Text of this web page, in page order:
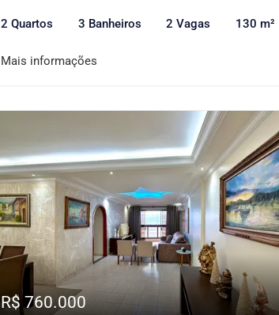
2 Quartos 3 Banheiros 2 Vagas 130 m²
Mais informações
R$ 760.000